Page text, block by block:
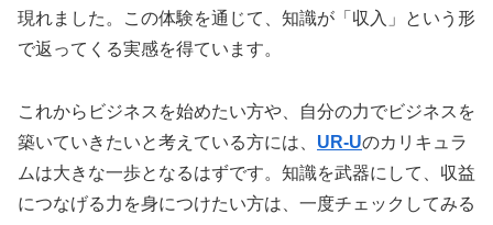
現れました。この体験を通じて、知識が「収入」という形
で返ってくる実感を得ています。
これからビジネスを始めたい方や、自分の力でビジネスを
築いていきたいと考えている方には、 UR-Uのカリキュラ
ムは大きな一歩となるはずです。知識を武器にして、収益
につなげる力を身につけたい方は、一度チェックしてみる